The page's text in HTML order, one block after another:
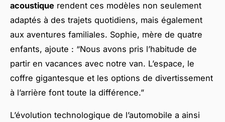
acoustique rendent ces modèles non seulement
adaptés à des trajets quotidiens, mais également
aux aventures familiales. Sophie, mère de quatre
enfants, ajoute : “Nous avons pris l’habitude de
partir en vacances avec notre van. L’espace, le
coffre gigantesque et les options de divertissement
à l’arrière font toute la différence.”
L’évolution technologique de l’automobile a ainsi